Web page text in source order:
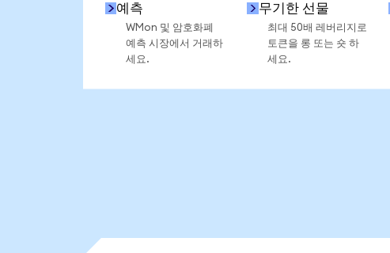
예측
WMon 및 암호화폐
예측 시장에서 거래하
세요.
무기한 선물
최대 50배 레버리지로
토큰을 롱 또는 숏 하
세요.